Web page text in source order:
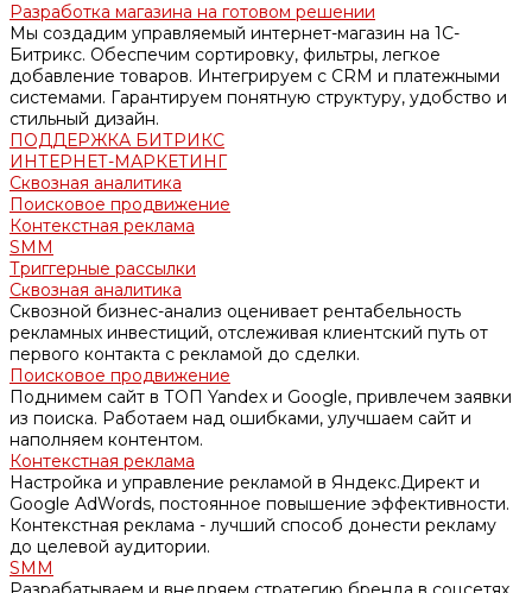
Разработка магазина на готовом решении
Мы создадим управляемый интернет-магазин на 1С-
Битрикс. Обеспечим сортировку, фильтры, легкое
добавление товаров. Интегрируем с CRM и платежными
системами. Гарантируем понятную структуру, удобство и
стильный дизайн.
ПОДДЕРЖКА БИТРИКС
ИНТЕРНЕТ-МАРКЕТИНГ
Сквозная аналитика
Поисковое продвижение
Контекстная реклама
SMM
Триггерные рассылки
Сквозная аналитика
Сквозной бизнес-анализ оценивает рентабельность
рекламных инвестиций, отслеживая клиентский путь от
первого контакта с рекламой до сделки.
Поисковое продвижение
Поднимем сайт в ТОП Yandex и Google, привлечем заявки
из поиска. Работаем над ошибками, улучшаем сайт и
наполняем контентом.
Контекстная реклама
Настройка и управление рекламой в Яндекс.Директ и
Google AdWords, постоянное повышение эффективности.
Контекстная реклама - лучший способ донести рекламу
до целевой аудитории.
SMM